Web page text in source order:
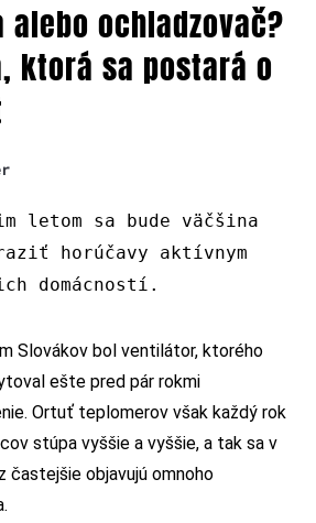
alebo ochladzovač?
ktorá sa postará o
letom sa bude väčšina
horúčavy aktívnym
domácností.
Slovákov bol ventilátor, ktorého
ešte pred pár rokmi
Ortuť teplomerov však každý rok
stúpa vyššie a vyššie, a tak sa v
častejšie objavujú omnoho